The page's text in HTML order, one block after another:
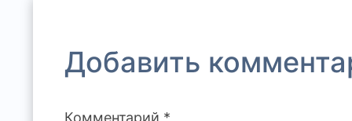
Добавить
Комментарий *